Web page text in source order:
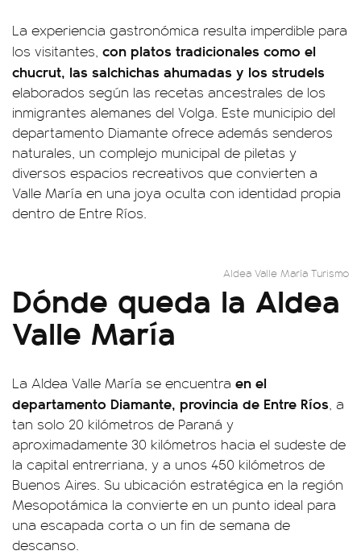
La experiencia gastronómica resulta imperdible para
los visitantes, con platos tradicionales como el
chucrut, las salchichas ahumadas y los strudels
elaborados según las recetas ancestrales de los
inmigrantes alemanes del Volga. Este municipio del
departamento Diamante ofrece además senderos
naturales, un complejo municipal de piletas y
diversos espacios recreativos que convierten a
Valle María en una joya oculta con identidad propia
dentro de Entre Ríos.
Aldea Valle María Turismo
Dónde queda la Aldea
Valle María
La Aldea Valle María se encuentra en el
departamento Diamante, provincia de Entre Ríos, a
tan solo 20 kilómetros de Paraná y
aproximadamente 30 kilómetros hacia el sudeste de
la capital entrerriana, y a unos 450 kilómetros de
Buenos Aires. Su ubicación estratégica en la región
Mesopotámica la convierte en un punto ideal para
una escapada corta o un fin de semana de
descanso.